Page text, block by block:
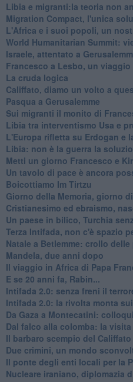
Libia e migranti:la teoria non
Migration Compact, l'unica
L'Africa e i suoi popoli, un
World Humanitarian Summit:
Israele, attentato a
Francesco a Lesbo, un
La cruda logica
Califfato, diamo un volto a
Pasqua a Gerusalemme
Sui migranti il monito di
Libia tra interventismo Usa e
L'Europa rifletta su Erdogan e
Libia: non è la guerra la
Metti un giorno Francesco e
Un tavolo di pace è ancora
Boicottiamo Im Tirtzu
Giorno della Memoria, giorno
Cristianesimo ed ebraismo,
Un paese in bilico, Turchia
Terza Intifada, non c'è spazio
Natale a Betlemme: crollo delle
Mandela, due anni dopo
Il viaggio in Africa di Papa
E se 20 anni fa, Rabin...
Intifada 2.0: senza freni il
Intifada 2.0: la rivolta monta
Da Gaza a Montecatini:
Dal falco alla colomba: la
Il barbaro scempio del
Due crimini, un mondo
Il ponte degli enti locali per la
Nucleare iraniano, diplomazia